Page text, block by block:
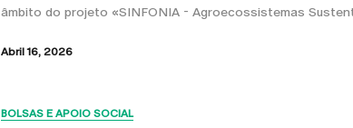
âmbito do projeto «SINFONIA - Agroecossistemas
Abril 16, 2026
BOLSAS E APOIO SOCIAL